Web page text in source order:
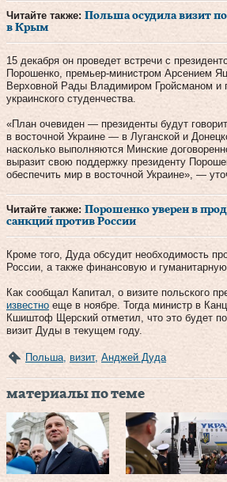
Читайте также: Польша осудила визит
в Крым
15 декабря он проведет встречи с
Порошенко, премьер-министром Арсением
Верховной Рады Владимиром Гройсманом и
украинского студенчества.
«План очевиден — президенты будут
в восточной Украине — в Луганской и
насколько выполняются Минские
выразит свою поддержку президенту
обеспечить мир в восточной Украине», —
Читайте также: Порошенко уверен в
санкций против России
Кроме того, Дуда обсудит необходимость
России, а также финансовую и
Как сообщал Капитал, о визите польского
известно еще в ноябре. Тогда министр в
Кшиштоф Щерский отметил, что это будет
визит Дуды в текущем году.
Польша, визит, Анджей Дуда
материалы по теме